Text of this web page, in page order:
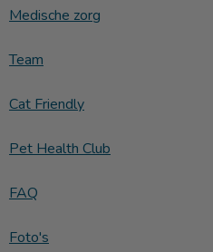
Medische zorg
Team
Cat Friendly
Pet Health Club
FAQ
Foto's